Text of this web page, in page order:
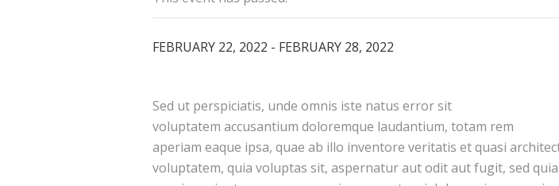
FEBRUARY 22, 2022 - FEBRUARY 28, 2022
Sed ut perspiciatis, unde omnis iste natus error sit
voluptatem accusantium doloremque laudantium, totam rem
aperiam eaque ipsa, quae ab illo inventore veritatis et quasi
voluptatem, quia voluptas sit, aspernatur aut odit aut fugit, sed